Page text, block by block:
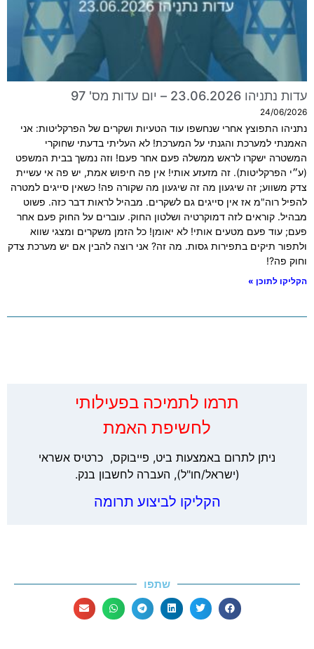
עדות נתניהו 23.06.2026 – יום עדות מס' 97
24/06/2026
נתניהו התפוצץ אחרי שנחשפו עוד הטעיות ושקרים של הפרקליטות: אני
האמנתי למערכת והגנתי על המערכת! לא העליתי בדעתי שחוקרי
המשטרה ישקרו לראש ממשלה פעם אחר פעם! וזה נמשך בבית המשפט
(ע״י הפרקליטות). זה מזעזע אותי! אין פה חיפוש אמת, יש פה אי עשיית
צדק משווע; זה שיגעון מה זה שיגעון מה שקורה פה! כשאין סייגים למטרה
להפיל רוה"מ אז אין סייגים גם לשקרים. מבהיל לראות דבר כזה. פשוט
מבהיל. קוראים לזה דמוקרטיה ושלטון החוק. עוברים על החוק פעם אחר
פעם; עוד פעם מטעים אותי! לא יאומן! כל הזמן משקרים ומצגי שווא
ולתפור תיקים בתפירות גסות. מה זה? אני רוצה להבין אם יש מערכת צדק
וחוק פה?!
הקליקו לתוכן »
‏תרמו לתמיכה בפעילותי
לחשיפת האמת
ניתן לתרום באמצעות ביט, פייבוקס, כרטיס אשראי
(ישראל/חו"ל), העברה לחשבון בנק.
הקליקו לביצוע תרומה
שתפו